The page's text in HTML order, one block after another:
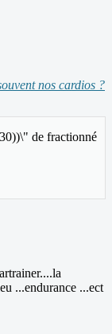
nos cardios ?
de fractionné
...endurance ...ect